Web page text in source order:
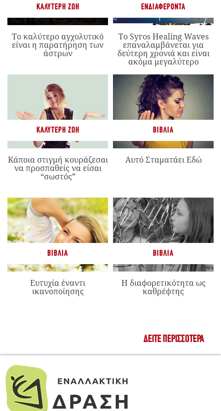
ΚΑΛΎΤΕΡΗ ΖΩΉ
Το καλύτερο αγχολυτικό
είναι η παρατήρηση των
άστρων
ΕΝΔΙΑΦΈΡΟΝΤΑ
Το Syros Healing Waves
επαναλαμβάνεται για
δεύτερη χρονιά και είναι
ακόμα μεγαλύτερο
ΚΑΛΎΤΕΡΗ ΖΩΉ
Κάποια στιγμή κουράζεσαι
να προσπαθείς να είσαι
“σωστός”
ΒΙΒΛΊΑ
Αυτό Σταματάει Εδώ
ΒΙΒΛΊΑ
Ευτυχία έναντι
ικανοποίησης
ΒΙΒΛΊΑ
Η διαφορετικότητα ως
καθρέφτης
ΔΕΊΤΕ ΠΕΡΙΣΣΌΤΕΡΑ